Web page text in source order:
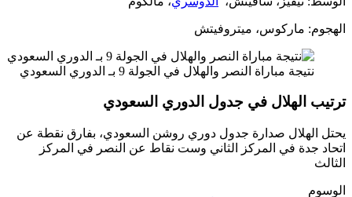
ماركوس، ميتروفيتش
مباراة النصر والهلال في الجولة 9 بـ الدوري السعودي
الهلال في جدول الدوري السعودي
صدارة جدول دوري روشن السعودي، بفارق نقطة عن
في المركز الثاني وست نقاط عن النصر في المركز